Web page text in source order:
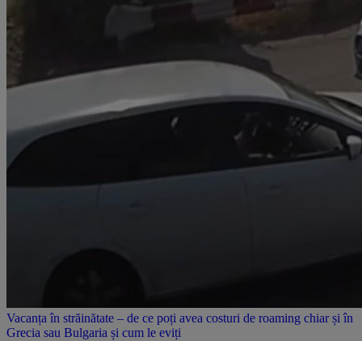
Vacanța în străinătate – de ce poți avea costuri de roaming chiar și în
Grecia sau Bulgaria și cum le eviți